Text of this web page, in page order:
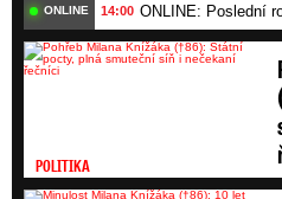
ONLINE 14:00 ONLINE: Poslední
POLITIKA